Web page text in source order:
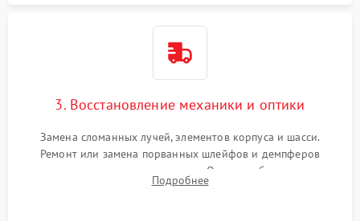
3. Восстановление механики и оптики
Замена сломанных лучей, элементов корпуса и шасси.
Ремонт или замена порванных шлейфов и демпферов
трехосевого подвеса камеры. Очистка объектива,
восстановление механизма фокусировки. Установка новых
Подробнее